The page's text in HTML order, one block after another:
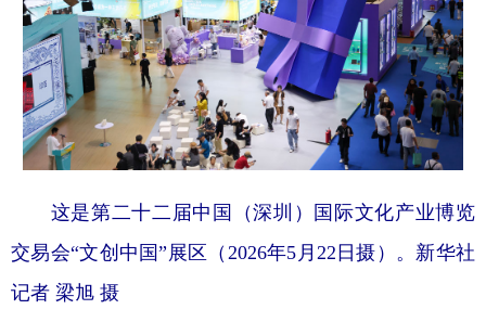
这是第二十二届中国（深圳）国际文化产业博览
交易会“文创中国”展区（2026年5月22日摄）。新华社
记者 梁旭 摄